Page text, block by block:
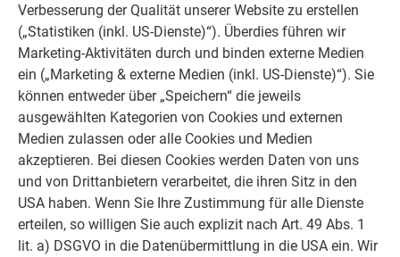
Verbesserung der Qualität unserer Website zu erstellen
(„Statistiken (inkl. US-Dienste)“). Überdies führen wir
Marketing-Aktivitäten durch und binden externe Medien
ein („Marketing & externe Medien (inkl. US-Dienste)“). Sie
können entweder über „Speichern“ die jeweils
ausgewählten Kategorien von Cookies und externen
Medien zulassen oder alle Cookies und Medien
akzeptieren. Bei diesen Cookies werden Daten von uns
und von Drittanbietern verarbeitet, die ihren Sitz in den
USA haben. Wenn Sie Ihre Zustimmung für alle Dienste
erteilen, so willigen Sie auch explizit nach Art. 49 Abs. 1
lit. a) DSGVO in die Datenübermittlung in die USA ein. Wir
Wenden Sie sich an unsere Experten
Sie haben Fragen? Die PREFA Experten stehen Ihnen mit Rat
und Tat zur Seite. Einfach anrufen oder eine E-Mail
schreiben.
ANSPRECHPARTNER FINDEN